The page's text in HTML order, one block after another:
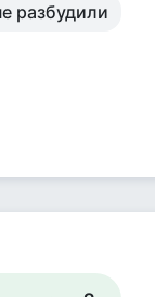
разбудили